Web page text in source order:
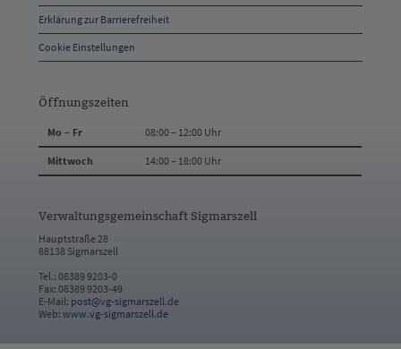
Erklärung zur Barrierefreiheit
Cookie Einstellungen
Öffnungszeiten
Mo – Fr 08:00 – 12:00 Uhr
Mittwoch 14:00 – 18:00 Uhr
Verwaltungsgemeinschaft Sigmarszell
Hauptstraße 28
88138 Sigmarszell
Tel.: 08389 9203-0
Fax: 08389 9203-49
E-Mail: post@vg-sigmarszell.de
Web:www.vg-sigmarszell.de